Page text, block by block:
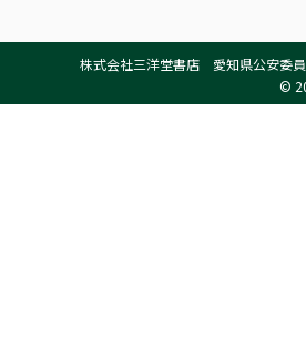
株式会社三洋堂書店 愛知県公安委
©